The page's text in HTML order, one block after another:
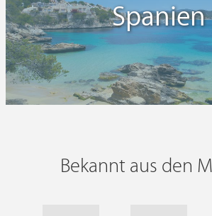
Spanien
Bekannt aus den